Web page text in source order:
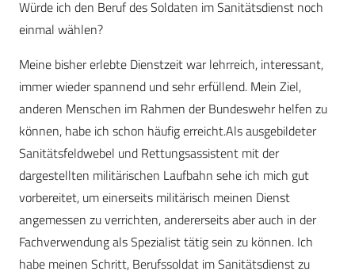
Würde ich den Beruf des Soldaten im Sanitätsdienst noch
einmal wählen?
Meine bisher erlebte Dienstzeit war lehrreich, interessant,
immer wieder spannend und sehr erfüllend. Mein Ziel,
anderen Menschen im Rahmen der Bundeswehr helfen zu
können, habe ich schon häufig erreicht.Als ausgebildeter
Sanitätsfeldwebel und Rettungsassistent mit der
dargestellten militärischen Laufbahn sehe ich mich gut
vorbereitet, um einerseits militärisch meinen Dienst
angemessen zu verrichten, andererseits aber auch in der
Fachverwendung als Spezialist tätig sein zu können. Ich
habe meinen Schritt, Berufssoldat im Sanitätsdienst zu